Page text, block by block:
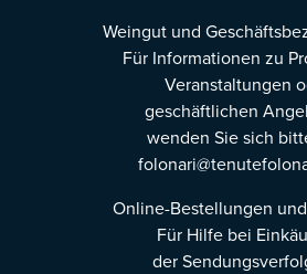
Weingut und
Für Informationen zu
Veranstaltungen
geschäftlichen
wenden Sie sich
Online-Bestellungen
Für Hilfe bei
der